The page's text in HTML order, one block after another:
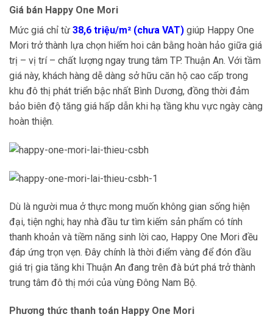
Giá bán Happy One Mori
Mức giá chỉ từ 38,6 triệu/m² (chưa VAT) giúp Happy One
Mori trở thành lựa chọn hiếm hoi cân bằng hoàn hảo giữa giá
trị – vị trí – chất lượng ngay trung tâm TP. Thuận An. Với tầm
giá này, khách hàng dễ dàng sở hữu căn hộ cao cấp trong
khu đô thị phát triển bậc nhất Bình Dương, đồng thời đảm
bảo biên độ tăng giá hấp dẫn khi hạ tầng khu vực ngày càng
hoàn thiện.
Dù là người mua ở thực mong muốn không gian sống hiện
đại, tiện nghi; hay nhà đầu tư tìm kiếm sản phẩm có tính
thanh khoản và tiềm năng sinh lời cao, Happy One Mori đều
đáp ứng trọn vẹn. Đây chính là thời điểm vàng để đón đầu
giá trị gia tăng khi Thuận An đang trên đà bứt phá trở thành
trung tâm đô thị mới của vùng Đông Nam Bộ.
Phương thức thanh toán Happy One Mori